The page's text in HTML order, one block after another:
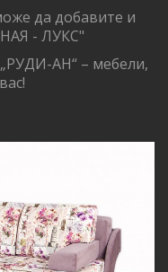
да добавите и
- ЛУКС"
АН“ – мебели,